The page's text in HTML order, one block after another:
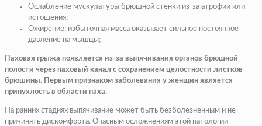
Ослабление мускулатуры брюшной стенки из-за атрофии или
истощения;
Ожирение: избыточная масса оказывает сильное постоянное
давление на мышцы;
Паховая грыжа появляется из-за выпячивания органов брюшной
полости через паховый канал с сохранением целостности листков
брюшины. Первым признаком заболевания у женщин является
припухлость в области паха.
На ранних стадиях выпячивание может быть безболезненным и не
причинять дискомфорта. Опасным осложнениям этой патологии